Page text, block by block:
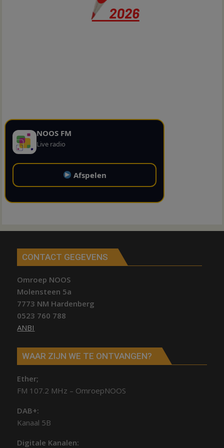
NOOS FM
Live radio
Afspelen
CONTACT GEGEVENS
Omroep NOOS
Molensteen 5a
7773 NM Hardenberg
0523 760 788
ANBI
WAAR ZIJN WE TE ONTVANGEN?
Ether;
FM 107.2 MHz – OmroepNOOS
DAB+:
Kanaal 5B
Digitale Kanalen: